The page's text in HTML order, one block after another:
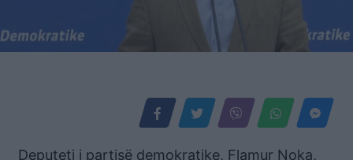
Deputeti i partisë demokratike, Flamur Noka,